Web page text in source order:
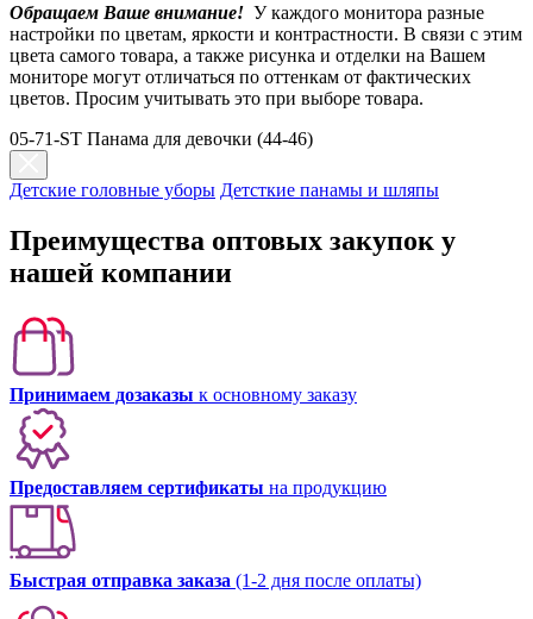
Обращаем Ваше внимание! У каждого монитора разные
настройки по цветам, яркости и контрастности. В связи с этим
цвета самого товара, а также рисунка и отделки на Вашем
мониторе могут отличаться по оттенкам от фактических
цветов. Просим учитывать это при выборе товара.
05-71-ST Панама для девочки (44-46)
Детские головные уборы Детсткие панамы и шляпы
Преимущества оптовых закупок у
нашей компании
Принимаем дозаказы к основному заказу
Предоставляем сертификаты на продукцию
Быстрая отправка заказа (1-2 дня после оплаты)